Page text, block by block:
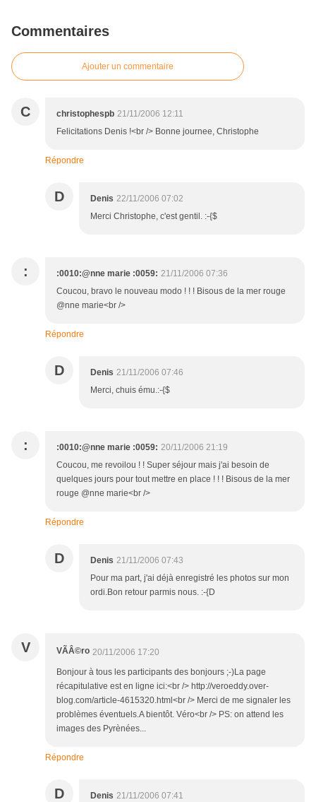
Commentaires
Ajouter un commentaire
C christophespb 21/11/2006 12:11
Felicitations Denis !<br /> Bonne journee, Christophe
Répondre
D Denis 22/11/2006 07:02
Merci Christophe, c'est gentil. :-{$
: :0010:@nne marie :0059: 21/11/2006 07:36
Coucou, bravo le nouveau modo ! ! ! Bisous de la mer rouge
@nne marie<br />
Répondre
D Denis 21/11/2006 07:46
Merci, chuis ému.:-{$
: :0010:@nne marie :0059: 20/11/2006 21:19
Coucou, me revoilou ! ! Super séjour mais j'ai besoin de
quelques jours pour tout mettre en place ! ! ! Bisous de la mer
rouge @nne marie<br />
Répondre
D Denis 21/11/2006 07:43
Pour ma part, j'ai déjà enregistré les photos sur mon
ordi.Bon retour parmis nous. :-{D
V VÃÂ©ro 20/11/2006 17:20
Bonjour à tous les participants des bonjours ;-)La page
récapitulative est en ligne ici:<br /> http://veroeddy.over-
blog.com/article-4615320.html<br /> Merci de me signaler les
problèmes éventuels.A bientôt. Véro<br /> PS: on attend les
images des Pyrènées...
Répondre
D Denis 21/11/2006 07:41